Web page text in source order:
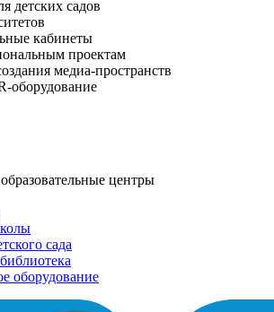
детских садов
кабинеты
проектам
медиа-пространств
оборудование
центры
сада
оборудование